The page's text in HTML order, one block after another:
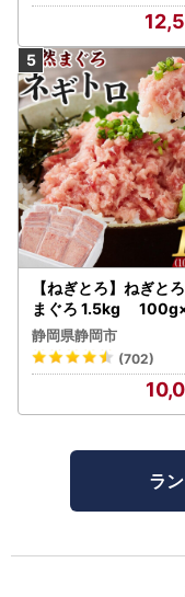
【ねぎとろ】ねぎと
まぐろ 1.5kg
ック
静岡県静岡市
(702)
ラ